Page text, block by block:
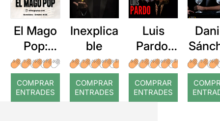
El Mago
Pop:
Nada es
imposibl
e
COMPRAR
ENTRADES
Inexplica
ble
COMPRAR
ENTRADES
Luis
Pardo:
En tu
mente
COMPRAR
ENTRADES
:
la